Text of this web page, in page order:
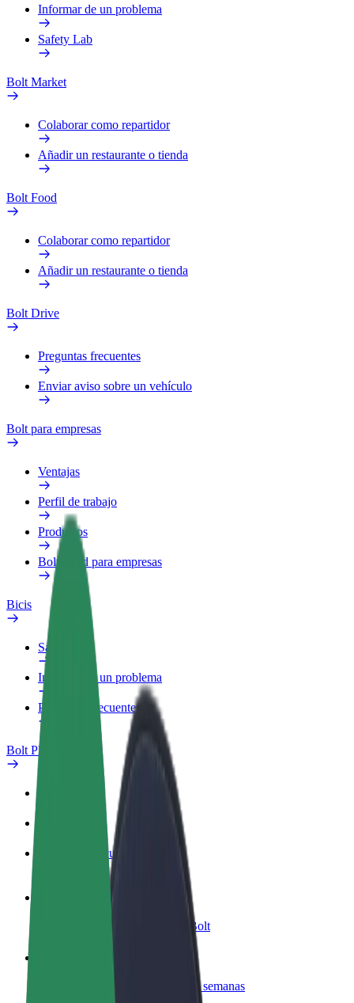
Informar de un problema
Safety Lab
Bolt Market
Colaborar como repartidor
Añadir un restaurante o tienda
Bolt Food
Colaborar como repartidor
Añadir un restaurante o tienda
Bolt Drive
Preguntas frecuentes
Enviar aviso sobre un vehículo
Bolt para empresas
Ventajas
Perfil de trabajo
Productos
Bolt Food para empresas
Bicis
Safety Lab
Informar de un problema
Preguntas frecuentes
Bolt Plus
Preguntas frecuentes
Gana dinero colaborando con Bolt
Repartí comida y cobrá todas las semanas